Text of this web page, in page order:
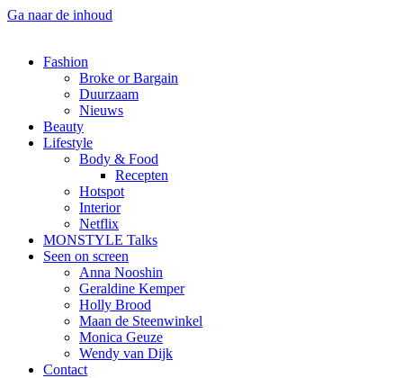
Ga naar de inhoud
Fashion
Broke or Bargain
Duurzaam
Nieuws
Beauty
Lifestyle
Body & Food
Recepten
Hotspot
Interior
Netflix
MONSTYLE Talks
Seen on screen
Anna Nooshin
Geraldine Kemper
Holly Brood
Maan de Steenwinkel
Monica Geuze
Wendy van Dijk
Contact